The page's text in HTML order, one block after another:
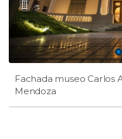
Fachada museo Carlos
Mendoza